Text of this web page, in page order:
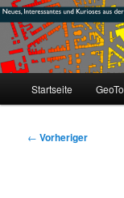
Zum
primären
Inhalt
springen
mikeE's GeoBlog
Startseite
Beitragsnavigation
← Vorheriger